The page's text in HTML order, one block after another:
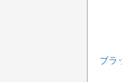
ブラ